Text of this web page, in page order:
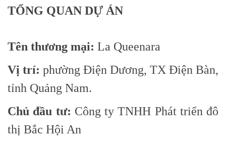
TỔNG QUAN DỰ ÁN
Tên thương mại: La Queenara
Vị trí: phường Điện Dương, TX Điện Bàn,
tỉnh Quảng Nam.
Chủ đầu tư: Công ty TNHH Phát triển đô
thị Bắc Hội An